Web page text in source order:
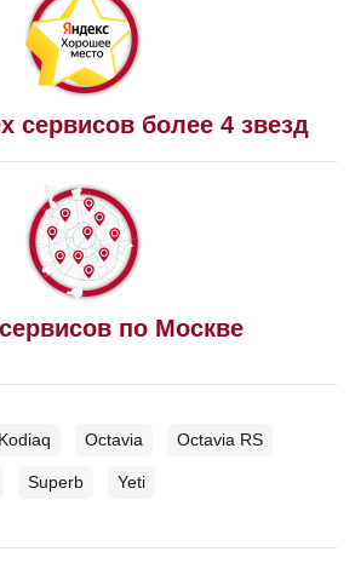
сервисов более 4 звезд
по Москве
Kodiaq Octavia Octavia RS
Superb Yeti